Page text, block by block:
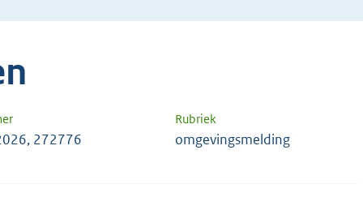
Rubriek
272776 omgevingsmelding